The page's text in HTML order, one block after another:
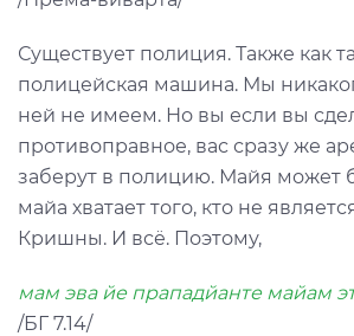
Существует полиция. Также как
полицейская машина. Мы
ней не имеем. Но вы если вы
противоправное, вас сразу же
заберут в полицию. Майя может
майа хватает того, кто не
Кришны. И всё. Поэтому,
мам эва йе прападйанте майам
/БГ 7.14/